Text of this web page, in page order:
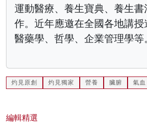
運動醫療、養生寶典、養生
作。近年應邀在全國各地講授
醫藥學、哲學、企業管理學等
灼見原創 灼見獨家 營養 臟腑 氣血
編輯精選